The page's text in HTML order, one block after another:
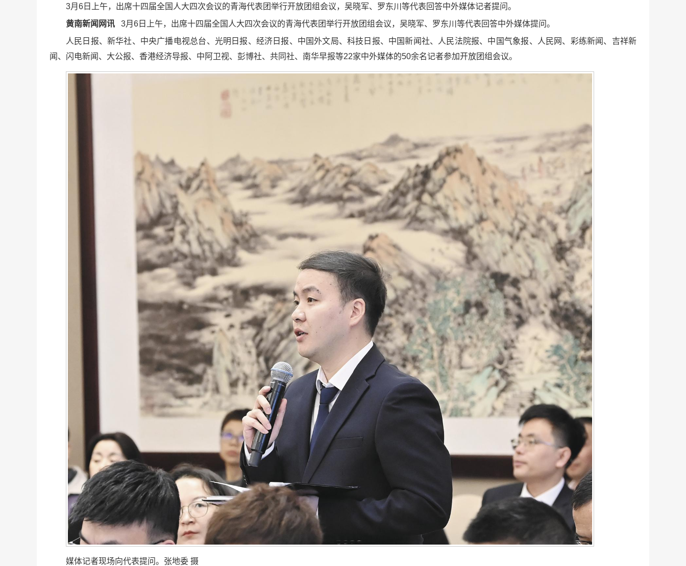
3月6日上午，出席十四届全国人大四次会议的青海代表团举行开放团组会议，吴晓军、罗东川等代表回答中外媒体记者提问。
黄南新闻网讯
3月6日上午，出席十四届全国人大四次会议的青海代表团举行开放团组会议，吴晓军、罗东川等代表回答中外媒体提问。
人民日报、新华社、中央广播电视总台、光明日报、经济日报、中国外文局、科技日报、中国新闻社、人民法院报、中国气象报、人民网、彩练新闻、吉祥新
闻、闪电新闻、大公报、香港经济导报、中阿卫视、彭博社、共同社、南华早报等22家中外媒体的50余名记者参加开放团组会议。
媒体记者现场向代表提问。张地委 摄